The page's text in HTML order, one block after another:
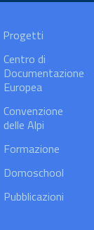
Progetti
Centro di
Documentazione
Europea
Convenzione
delle Alpi
Formazione
Domoschool
Pubblicazioni